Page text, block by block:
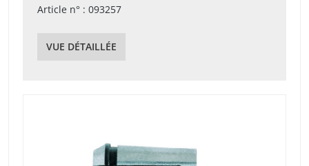
Article n° : 093257
VUE DÉTAILLÉE